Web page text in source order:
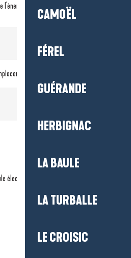
CAMOËL
FÉREL
GUÉRANDE
HERBIGNAC
LA BAULE
LA TURBALLE
LE CROISIC
nu(s)
électrique